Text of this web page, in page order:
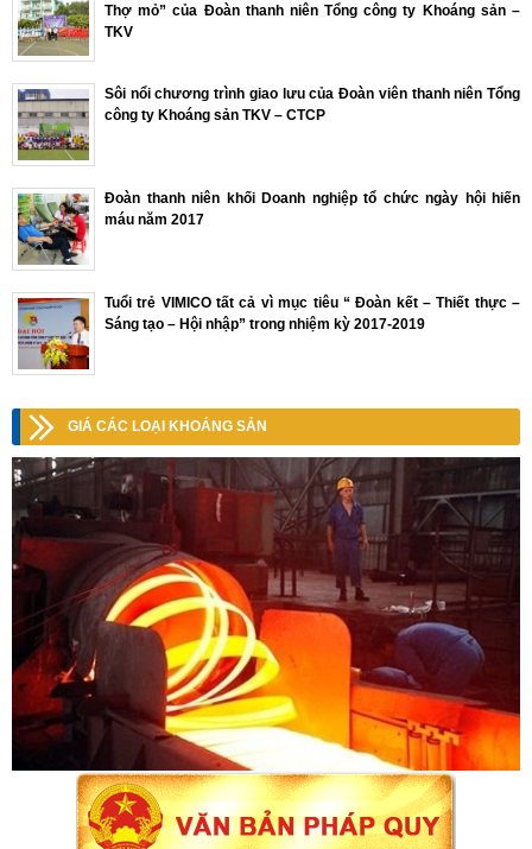
Thợ mỏ” của Đoàn thanh niên Tổng công ty Khoáng sản –
TKV
Sôi nổi chương trình giao lưu của Đoàn viên thanh niên Tổng
công ty Khoáng sản TKV – CTCP
Đoàn thanh niên khối Doanh nghiệp tổ chức ngày hội hiến
máu năm 2017
Tuổi trẻ VIMICO tất cả vì mục tiêu “ Đoàn kết – Thiết thực –
Sáng tạo – Hội nhập” trong nhiệm kỳ 2017-2019
GIÁ CÁC LOẠI KHOÁNG SẢN